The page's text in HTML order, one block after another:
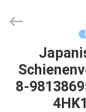
PRODUKTE
8-